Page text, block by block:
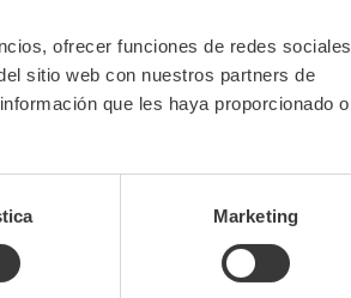
ofrecer funciones de redes sociales
sitio web con nuestros partners de
que les haya proporcionado o
Marketing